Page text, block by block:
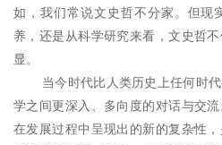
如，我们常说文史哲不分家。但现
养，还是从科学研究来看，文史哲
显。
当今时代比人类历史上任何时
学之间更深入、多向度的对话与交
在发展过程中呈现出的新的复杂性